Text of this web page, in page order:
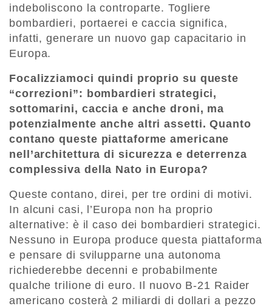
indeboliscono la controparte. Togliere
bombardieri, portaerei e caccia significa,
infatti, generare un nuovo gap capacitario in
Europa.
Focalizziamoci quindi proprio su queste
“correzioni”: bombardieri strategici,
sottomarini, caccia e anche droni, ma
potenzialmente anche altri assetti. Quanto
contano queste piattaforme americane
nell’architettura di sicurezza e deterrenza
complessiva della Nato in Europa?
Queste contano, direi, per tre ordini di motivi.
In alcuni casi, l’Europa non ha proprio
alternative: è il caso dei bombardieri strategici.
Nessuno in Europa produce questa piattaforma
e pensare di svilupparne una autonoma
richiederebbe decenni e probabilmente
qualche trilione di euro. Il nuovo B-21 Raider
americano costerà 2 miliardi di dollari a pezzo